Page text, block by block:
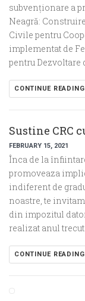
subvenționare a
Neagră:
Civile pentru
implementat de
pentru Dezvoltare
CONTINUE READING
Sustine CRC
FEBRUARY 15, 2021
Înca de la
promoveaza
indiferent de
noastre, te
din impozitul
realizat anul
CONTINUE READING